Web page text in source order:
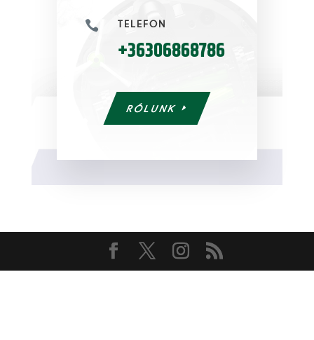
 TELEFON
+36306868786
RÓLUNK